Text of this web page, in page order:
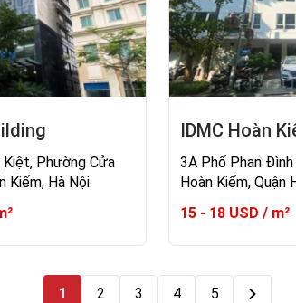
Phường Cửa
Kiếm, Hà Nội
IDMC Hoàn
3A Phố Phan
Hoàn Kiếm, Quận
15 - 18 USD / m²
1 2 3 4 5